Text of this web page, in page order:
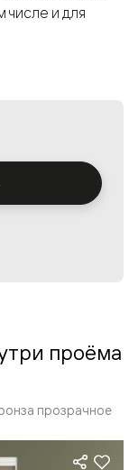
числе и для
профиль
в одном
проёма
прозрачное